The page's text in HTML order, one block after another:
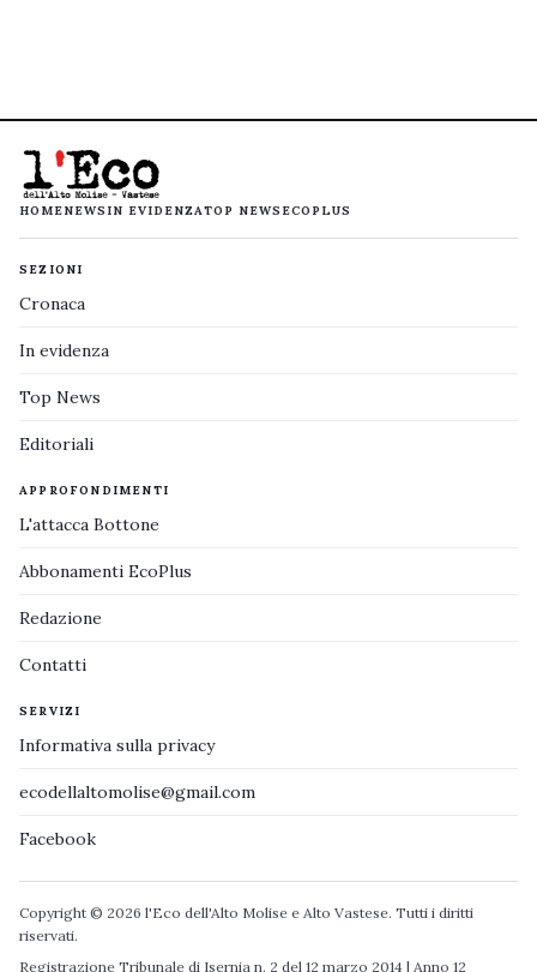
HOMENEWS IN EVIDENZATOP NEWS ECOPLUS
SEZIONI
Cronaca
In evidenza
Top News
Editoriali
APPROFONDIMENTI
L'attacca Bottone
Abbonamenti EcoPlus
Redazione
Contatti
SERVIZI
Informativa sulla privacy
ecodellaltomolise@gmail.com
Facebook
Copyright © 2026 l'Eco dell'Alto Molise e Alto Vastese. Tutti i diritti
riservati.
Registrazione Tribunale di Isernia n. 2 del 12 marzo 2014 | Anno 12